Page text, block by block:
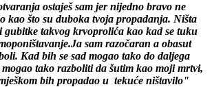
ostaješ sam jer nijedno bravo ne
kao što su duboka tvoja propadanja. Ništa
gubitke takvog krvoprolića kao kad se tuku
sam razočaran a obasut
Kad bih se sad mogao tako do daljega
tako razboliti da šutim kao moji mrtvi,
bih propadao u tekuće ništavilo"